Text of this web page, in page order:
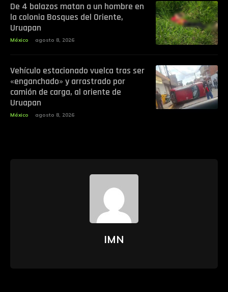
De 4 balazos matan a un hombre en
la colonia Bosques del Oriente,
Uruapan
México agosto 8, 2026
Vehículo estacionado vuelca tras ser
«enganchado» y arrastrado por
camión de carga, al oriente de
Uruapan
México agosto 8, 2026
IMN